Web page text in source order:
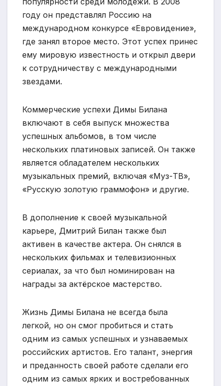
году он представлял Россию на
международном конкурсе «Евровидение»,
где занял второе место. Этот успех принес
ему мировую известность и открыл двери
к сотрудничеству с международными
звездами.
Коммерческие успехи Димы Билана
включают в себя выпуск множества
успешных альбомов, в том числе
нескольких платиновых записей. Он также
является обладателем нескольких
музыкальных премий, включая «Муз-ТВ»,
«Русскую золотую граммофон» и другие.
В дополнение к своей музыкальной
карьере, Дмитрий Билан также был
активен в качестве актера. Он снялся в
нескольких фильмах и телевизионных
сериалах, за что был номинирован на
награды за актёрское мастерство.
Жизнь Димы Билана не всегда была
легкой, но он смог пробиться и стать
одним из самых успешных и узнаваемых
российских артистов. Его талант, энергия
и преданность своей работе сделали его
одним из самых ярких и востребованных